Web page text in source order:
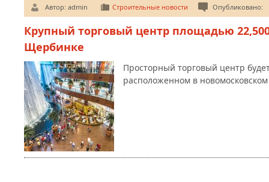
Автор: admin Строительные новости Опубликовано:
Крупный торговый центр площадью
Щербинке
Просторный торговый центр
расположенном в